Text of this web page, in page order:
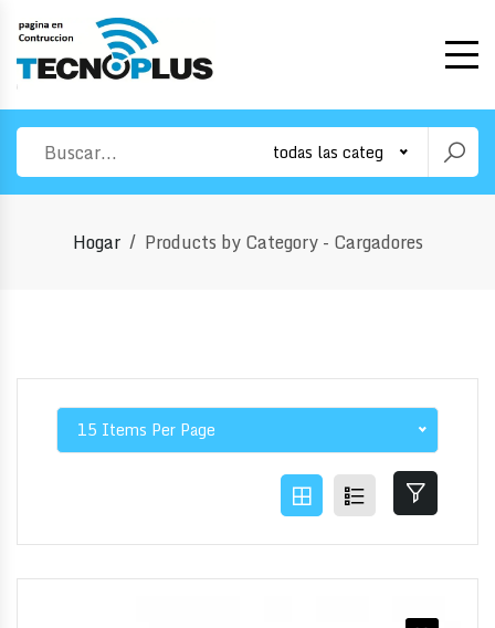
todas las categorias
Hogar Products by Category - Cargadores
15 Items Per Page